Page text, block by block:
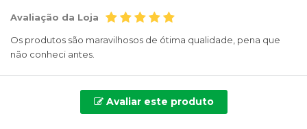
Avaliação da Loja
Os produtos são maravilhosos de ótima qualidade, pena que
não conheci antes.
Avaliar este produto